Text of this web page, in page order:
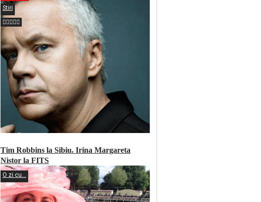
Stiri
Tim Robbins la Sibiu. Irina Margareta
Nistor la FITS
O zi cu...